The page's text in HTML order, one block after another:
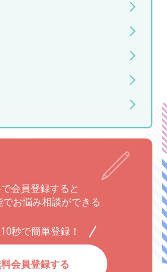
会員登録すると
でお悩み相談ができる
秒で簡単登録！
会員登録する